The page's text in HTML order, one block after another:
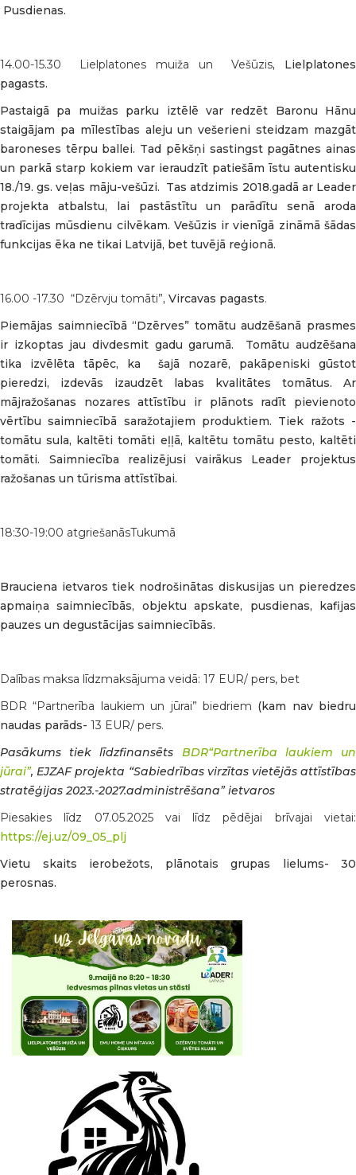
Pusdienas.
14.00-15.30 Lielplatones muiža un Vešūzis, Lielplatones
pagasts.
Pastaigā pa muižas parku iztēlē var redzēt Baronu Hānu
staigājam pa mīlestības aleju un vešerieni steidzam mazgāt
baroneses tērpu ballei. Tad pēkšņi sastingst pagātnes ainas
un parkā starp kokiem var ieraudzīt patiešām īstu autentisku
18./19. gs. veļas māju-vešūzi. Tas atdzimis 2018.gadā ar Leader
projekta atbalstu, lai pastāstītu un parādītu senā aroda
tradīcijas mūsdienu cilvēkam. Vešūzis ir vienīgā zināmā šādas
funkcijas ēka ne tikai Latvijā, bet tuvējā reģionā.
16.00 -17.30 “Dzērvju tomāti”, Vircavas pagasts.
Piemājas saimniecībā “Dzērves” tomātu audzēšanā prasmes
ir izkoptas jau divdesmit gadu garumā. Tomātu audzēšana
tika izvēlēta tāpēc, ka šajā nozarē, pakāpeniski gūstot
pieredzi, izdevās izaudzēt labas kvalitātes tomātus. Ar
mājražošanas nozares attīstību ir plānots radīt pievienoto
vērtību saimniecībā saražotajiem produktiem. Tiek ražots -
tomātu sula, kaltēti tomāti eļļā, kaltētu tomātu pesto, kaltēti
tomāti. Saimniecība realizējusi vairākus Leader projektus
ražošanas un tūrisma attīstībai.
18:30-19:00 atgriešanāsTukumā
Brauciena ietvaros tiek nodrošinātas diskusijas un pieredzes
apmaiņa saimniecībās, objektu apskate, pusdienas, kafijas
pauzes un degustācijas saimniecībās.
Dalības maksa līdzmaksājuma veidā: 17 EUR/ pers, bet
BDR “Partnerība laukiem un jūrai” biedriem (kam nav biedru
naudas parāds- 13 EUR/ pers.
Pasākums tiek līdzfinansēts BDR“Partnerība laukiem un
jūrai”, EJZAF projekta “Sabiedrības virzītas vietējās attīstības
stratēģijas 2023.-2027.administrēšana” ietvaros
Piesakies līdz 07.05.2025 vai līdz pēdējai brīvajai vietai:
https://ej.uz/09_05_plj
Vietu skaits ierobežots, plānotais grupas lielums- 30
perosnas.